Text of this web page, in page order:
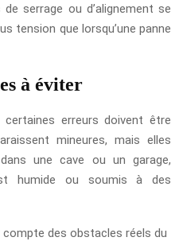
serrage ou d’alignement se
tension que lorsqu’une panne
à éviter
erreurs doivent être
mineures, mais elles
une cave ou un garage,
humide ou soumis à des
des obstacles réels du